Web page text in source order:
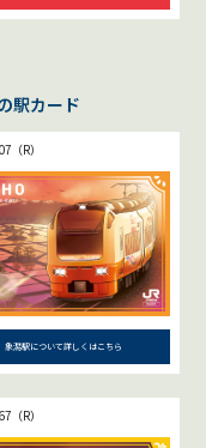
駅カード
（R）
象潟駅について詳しくはこちら
（R）